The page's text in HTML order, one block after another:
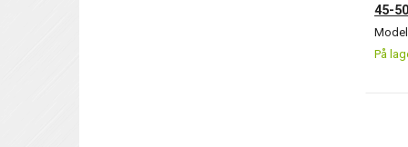
45-
På